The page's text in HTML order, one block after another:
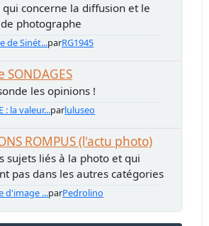
qui concerne la diffusion et le
photographe
de Sinét...parRG1945
SONDAGES
les opinions !
: la valeur...parluluseo
ROMPUS (l'actu photo)
sujets liés à la photo et qui
pas dans les autres catégories
d'image ...parPedrolino